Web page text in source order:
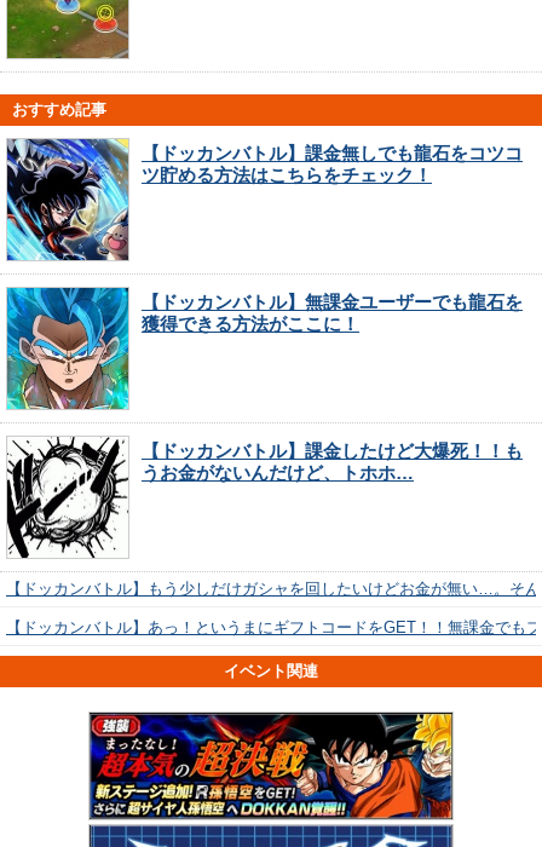
おすすめ記事
【ドッカンバトル】課金無しでも龍石をコツコ
ツ貯める方法はこちらをチェック！
【ドッカンバトル】無課金ユーザーでも龍石を
獲得できる方法がここに！
【ドッカンバトル】課金したけど大爆死！！も
うお金がないんだけど、トホホ…
【ドッカンバトル】もう少しだけガシャを回したいけどお金が無い…。そ
【ドッカンバトル】あっ！というまにギフトコードをGET！！無課金でも
イベント関連